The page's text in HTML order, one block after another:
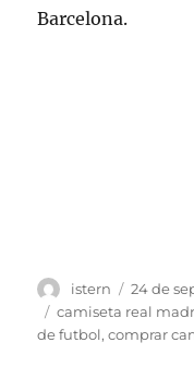
Barcelona.
Autor
istern
el
24 de
Etiquetas
camiseta real
de futbol,comprar